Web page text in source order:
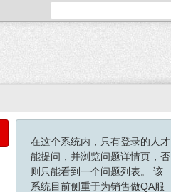
在这个系统内，只有登录的人才
能提问，并浏览问题详情页，否
则只能看到一个问题列表。 该
系统目前侧重于为销售做QA服